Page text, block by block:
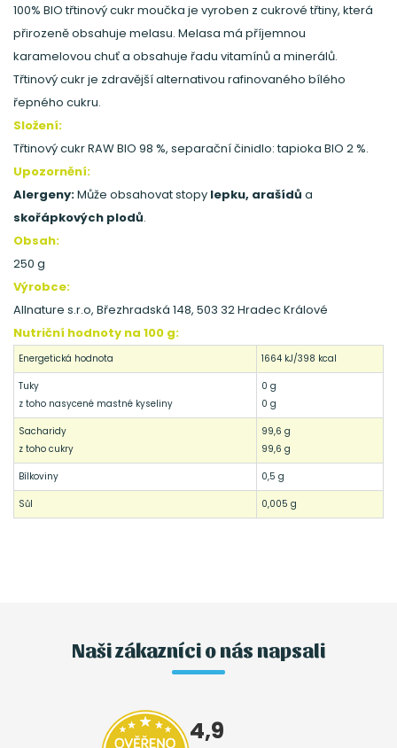
100% BIO třtinový cukr moučka je vyroben z cukrové třtiny, která
přirozeně obsahuje melasu. Melasa má příjemnou
karamelovou chuť a obsahuje řadu vitamínů a minerálů.
Třtinový cukr je zdravější alternativou rafinovaného bílého
řepného cukru.
Složení:
Třtinový cukr RAW BIO 98 %, separační činidlo: tapioka BIO 2 %.
Upozornění:
Alergeny:Může obsahovat stopy lepku, arašídů a
skořápkových plodů.
Obsah:
250 g
Výrobce:
Allnature s.r.o, Březhradská 148, 503 32 Hradec Králové
Nutriční hodnoty na 100 g:
Energetická hodnota 1664 kJ/398 kcal
Tuky
z toho nasycené mastné kyseliny
0 g
0 g
Sacharidy
z toho cukry
99,6 g
99,6 g
Bílkoviny 0,5 g
Sůl 0,005 g
Naši zákazníci o nás napsali
4,9